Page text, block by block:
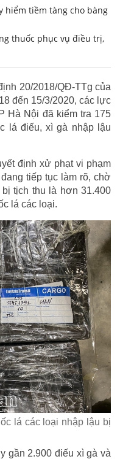
hiểm tiềm tàng cho bàng
thuốc phục vụ điều trị,
20/2018/QĐ-TTg của
đến 15/3/2020, các lực
Hà Nội đã kiểm tra 175
lá điếu, xì gà nhập lậu
định xử phạt vi phạm
tiếp tục làm rõ, chờ
tịch thu là hơn 31.400
lá các loại.
lá các loại nhập lậu bị
gần 2.900 điếu xì gà và